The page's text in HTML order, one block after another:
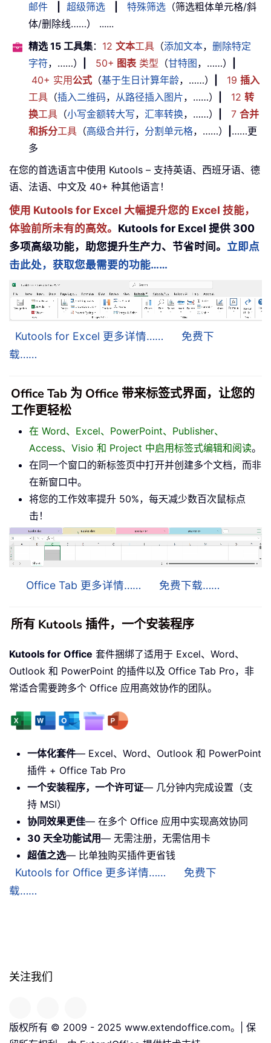
邮件
超级筛选 特殊筛选 （筛选粗体单元格/斜
体/删除线……） ......
精选 15 工具集： 12 文本工具 （添加文本， 删除特定
字符，……） 50+ 图表类型 （甘特图 ，……）
40+ 实用公式 （基于生日计算年龄，……） 19 插入
工具 （插入二维码， 从路径插入图片，……） 12 转
换工具 （小写金额转大写， 汇率转换，……） 7 合并
和拆分工具 （高级合并行， 分割单元格，……）
……更
多
在您的首选语言中使用 Kutools – 支持英语、西班牙语、德
语、法语、中文及 40+ 种其他语言！
使用 Kutools for Excel 大幅提升您的 Excel 技能，
体验前所未有的高效。 Kutools for Excel 提供 300
多项高级功能，助您提升生产力、节省时间。 立即点
击此处，获取您最需要的功能……
Kutools for Excel 更多详情……
免费下
载……
Office Tab 为 Office 带来标签式界面，让您的
工作更轻松
在 Word、Excel、PowerPoint、Publisher、
Access、Visio 和 Project 中启用标签式编辑和阅读。
在同一个窗口的新标签页中打开并创建多个文档，而非
在新窗口中。
将您的工作效率提升 50%，每天减少数百次鼠标点
击！
Office Tab 更多详情…… 免费下载……
所有 Kutools 插件，一个安装程序
Kutools for Office 套件捆绑了适用于 Excel、Word、
Outlook 和 PowerPoint 的插件以及 Office Tab Pro，非
常适合需要跨多个 Office 应用高效协作的团队。
一体化套件— Excel、Word、Outlook 和 PowerPoint
插件 + Office Tab Pro
一个安装程序，一个许可证— 几分钟内完成设置（支
持 MSI）
协同效果更佳— 在多个 Office 应用中实现高效协同
30 天全功能试用— 无需注册，无需信用卡
超值之选— 比单独购买插件更省钱
Kutools for Office 更多详情……
免费下
载……
关注我们
版权所有 © 2009 - 2025 www.extendoffice.com。| 保